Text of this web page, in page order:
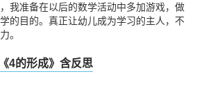
我准备在以后的数学活动中多加游戏，做
的目的。真正让幼儿成为学习的主人，不
。
4的形成》含反思